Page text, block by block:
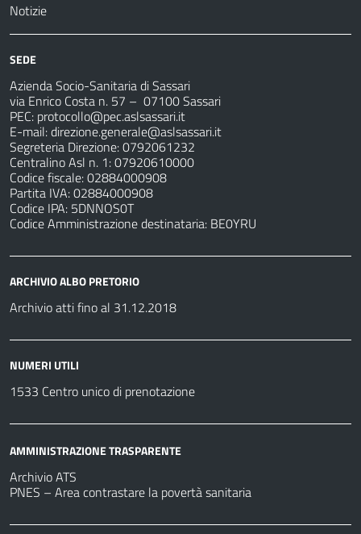
Notizie
SEDE
Azienda Socio-Sanitaria di Sassari
via Enrico Costa n. 57 – 07100 Sassari
PEC: protocollo@pec.aslsassari.it
E-mail:direzione.generale@aslsassari.it
Segreteria Direzione: 0792061232
Centralino Asl n. 1: 07920610000
Codice fiscale: 02884000908
Partita IVA: 02884000908
Codice IPA: 5DNNOS0T
Codice Amministrazione destinataria: BE0YRU
ARCHIVIO ALBO PRETORIO
Archivio atti fino al 31.12.2018
NUMERI UTILI
1533 Centro unico di prenotazione
AMMINISTRAZIONE TRASPARENTE
Archivio ATS
PNES – Area contrastare la povertà sanitaria